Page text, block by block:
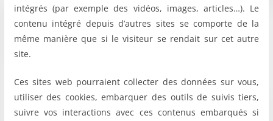
intégrés (par exemple des vidéos, images, articles…). Le
contenu intégré depuis d’autres sites se comporte de la
même manière que si le visiteur se rendait sur cet autre
site.
Ces sites web pourraient collecter des données sur vous,
utiliser des cookies, embarquer des outils de suivis tiers,
suivre vos interactions avec ces contenus embarqués si